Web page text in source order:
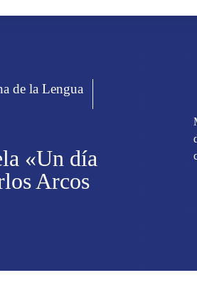
de la Lengua
«Un día
Arcos